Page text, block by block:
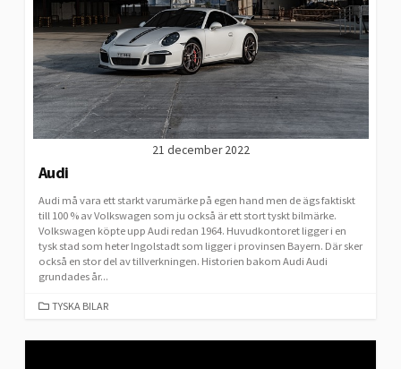
21 december 2022
Audi
Audi må vara ett starkt varumärke på egen hand men de ägs faktiskt
till 100 % av Volkswagen som ju också är ett stort tyskt bilmärke.
Volkswagen köpte upp Audi redan 1964. Huvudkontoret ligger i en
tysk stad som heter Ingolstadt som ligger i provinsen Bayern. Där sker
också en stor del av tillverkningen. Historien bakom Audi Audi
grundades år...
CATEGORIES
TYSKA BILAR